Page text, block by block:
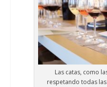
Las catas, como
respetando todas